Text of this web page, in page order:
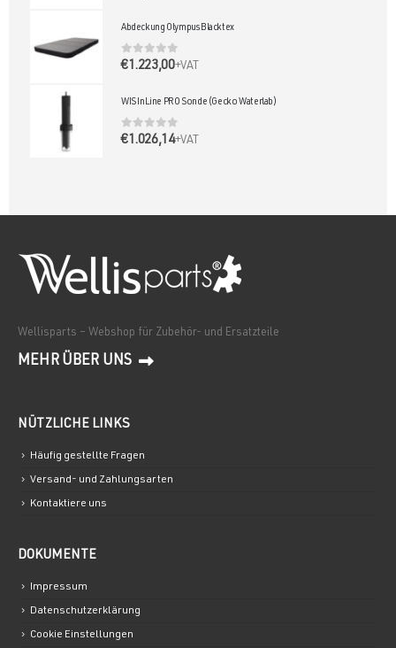
Abdeckung Olympus Blacktex
0out of 5
€1.223,00+VAT
WIS InLine PRO Sonde (Gecko Waterlab)
0out of 5
€1.026,14+VAT
Wellisparts – Webshop für Zubehör- und Ersatzteile
MEHR ÜBER UNS
NÜTZLICHE LINKS
Häufig gestellte Fragen
Versand- und Zahlungsarten
Kontaktiere uns
DOKUMENTE
Impressum
Datenschutzerklärung
Cookie Einstellungen